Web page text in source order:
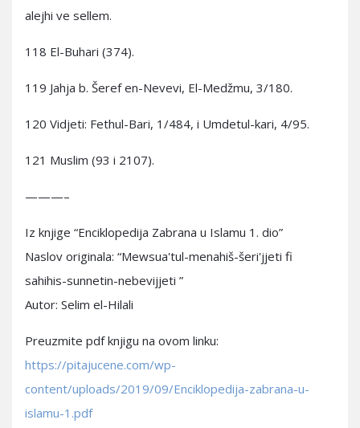
alejhi ve sellem.
118 El-Buhari (374).
119 Jahja b. Šeref en-Nevevi, El-Medžmu, 3/180.
120 Vidjeti: Fethul-Bari, 1/484, i Umdetul-kari, 4/95.
121 Muslim (93 i 2107).
———–
Iz knjige “Enciklopedija Zabrana u Islamu 1. dio”
Naslov originala: “Mewsua'tul-menahiš-šeri'jjeti fi
sahihis-sunnetin-nebevijjeti ”
Autor: Selim el-Hilali
Preuzmite pdf knjigu na ovom linku:
https://pitajucene.com/wp-
content/uploads/2019/09/Enciklopedija-zabrana-u-
islamu-1.pdf